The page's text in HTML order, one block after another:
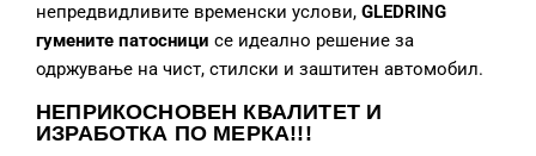
непредвидливите временски услови, GLEDRING
гумените патосници се идеално решение за
одржување на чист, стилски и заштитен автомобил.
НЕПРИКОСНОВЕН КВАЛИТЕТ И
ИЗРАБОТКА ПО МЕРКА!!!